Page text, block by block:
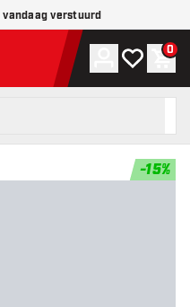
vandaag verstuurd
pagina
Account
Mijn 0
-15%